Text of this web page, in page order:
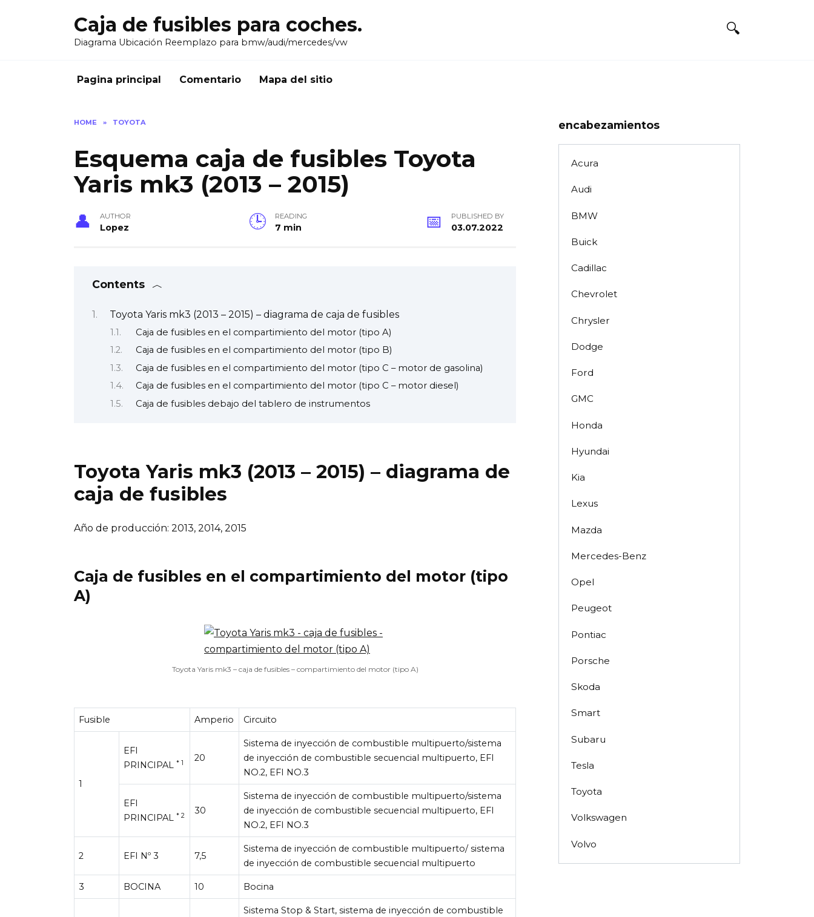
Caja de fusibles para coches.
Diagrama Ubicación Reemplazo para bmw/audi/mercedes/vw
Pagina principal Comentario Mapa del sitio
HOME » TOYOTA
Esquema caja de fusibles Toyota
Yaris mk3 (2013 – 2015)
AUTHOR
Lopez
READING
7 min
PUBLISHED BY
03.07.2022
Contents
Toyota Yaris mk3 (2013 – 2015) – diagrama de caja de fusibles
Caja de fusibles en el compartimiento del motor (tipo A)
Caja de fusibles en el compartimiento del motor (tipo B)
Caja de fusibles en el compartimiento del motor (tipo C – motor de gasolina)
Caja de fusibles en el compartimiento del motor (tipo C – motor diesel)
Caja de fusibles debajo del tablero de instrumentos
Toyota Yaris mk3 (2013 – 2015) – diagrama de
caja de fusibles
Año de producción: 2013, 2014, 2015
Caja de fusibles en el compartimiento del motor (tipo
A)
Toyota Yaris mk3 – caja de fusibles – compartimiento del motor (tipo A)
Fusible Amperio Circuito
1
EFI
PRINCIPAL* 1 20
Sistema de inyección de combustible multipuerto/sistema
de inyección de combustible secuencial multipuerto, EFI
NO.2, EFI NO.3
EFI
PRINCIPAL* 2 30
Sistema de inyección de combustible multipuerto/sistema
de inyección de combustible secuencial multipuerto, EFI
NO.2, EFI NO.3
2 EFI Nº 3 7,5
Sistema de inyección de combustible multipuerto/ sistema
de inyección de combustible secuencial multipuerto
3 BOCINA 10 Bocina
Sistema Stop & Start, sistema de inyección de combustible
encabezamientos
Acura
Audi
BMW
Buick
Cadillac
Chevrolet
Chrysler
Dodge
Ford
GMC
Honda
Hyundai
Kia
Lexus
Mazda
Mercedes-Benz
Opel
Peugeot
Pontiac
Porsche
Skoda
Smart
Subaru
Tesla
Toyota
Volkswagen
Volvo